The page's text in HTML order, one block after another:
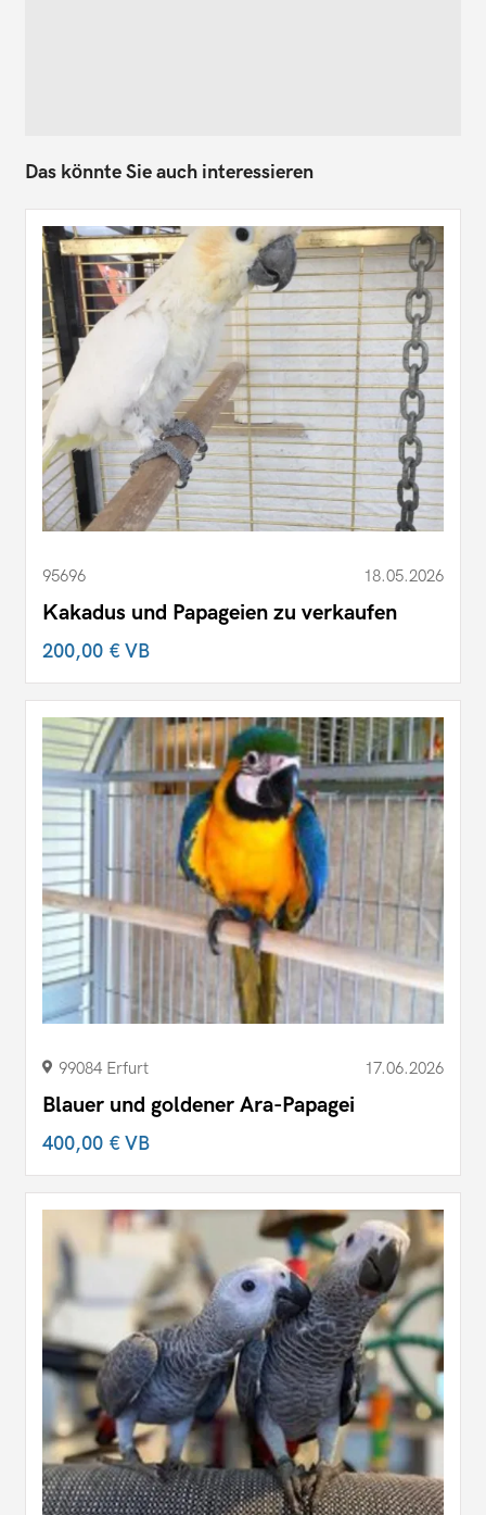
Das könnte Sie auch interessieren
95696 18.05.2026
Kakadus und Papageien zu verkaufen
200,00 €VB
99084 Erfurt 17.06.2026
Blauer und goldener Ara-Papagei
400,00 €VB